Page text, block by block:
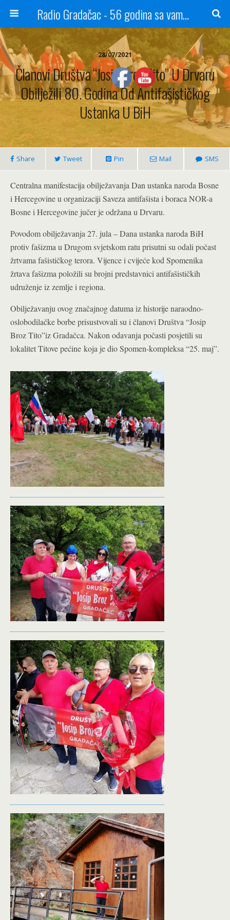
Radio Gradačac - 56 godina sa vama...
28/07/2021
Članovi Društva “Josip Broz Tito” U Drvaru
Obilježili 80. Godina Od Antifašističkog
Ustanka U BiH
Share Tweet Pin Mail SMS
Centralna manifestacija obilježavanja Dan ustanka naroda Bosne
i Hercegovine u organizaciji Saveza antifašista i boraca NOR-a
Bosne i Hercegovine jučer je održana u Drvaru.
Povodom obilježavanja 27. jula – Dana ustanka naroda BiH
protiv fašizma u Drugom svjetskom ratu prisutni su odali počast
žrtvama fašističkog terora. Vijence i cvijeće kod Spomenika
žrtava fašizma položili su brojni predstavnici antifašističkih
udruženje iz zemlje i regiona.
Obilježavanju ovog značajnog datuma iz historije naraodno-
oslobodilačke borbe prisustvovali su i članovi Društva “Josip
Broz Tito”iz Gradačca. Nakon odavanja počasti posjetili su
lokalitet Titove pećine koja je dio Spomen-kompleksa “25. maj”.